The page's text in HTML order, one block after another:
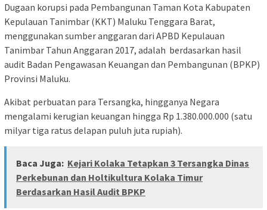
Dugaan korupsi pada Pembangunan Taman Kota Kabupaten
Kepulauan Tanimbar (KKT) Maluku Tenggara Barat,
menggunakan sumber anggaran dari APBD Kepulauan
Tanimbar Tahun Anggaran 2017, adalah berdasarkan hasil
audit Badan Pengawasan Keuangan dan Pembangunan (BPKP)
Provinsi Maluku.
Akibat perbuatan para Tersangka, hingganya Negara
mengalami kerugian keuangan hingga Rp 1.380.000.000 (satu
milyar tiga ratus delapan puluh juta rupiah).
Baca Juga: Kejari Kolaka Tetapkan 3 Tersangka Dinas
Perkebunan dan Holtikultura Kolaka Timur
Berdasarkan Hasil Audit BPKP